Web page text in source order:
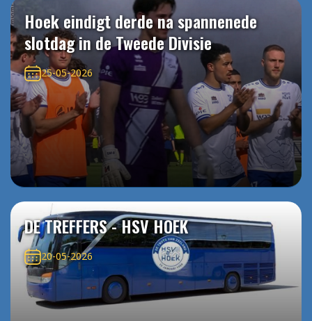
Hoek eindigt derde na spannenede
slotdag in de Tweede Divisie
25-05-2026
DE TREFFERS - HSV HOEK
20-05-2026